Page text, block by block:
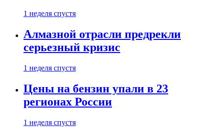
1 неделя спустя
Алмазной отрасли предрекли
серьезный кризис
1 неделя спустя
Цены на бензин упали в 23
регионах России
1 неделя спустя